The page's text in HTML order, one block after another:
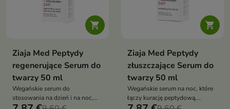

Ziaja Med Peptydy
regenerujące Serum do
twarzy 50 ml
Wegańskie serum do
stosowania na dzień i na noc,
które wspiera odbudowę skóry,

Ziaja Med Peptydy
złuszczające Serum do
twarzy 50 ml
Wegańskie serum na noc, które
łączy kurację peptydową,
antyoksydacyjną pochodną